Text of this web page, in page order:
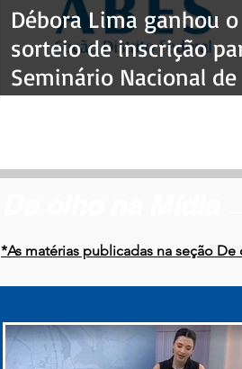
Débora Lima ganhou o
sorteio de inscrição
Seminário Nacional de
Resíduos Sólidos
*As matérias publicadas na seção